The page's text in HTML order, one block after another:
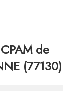
de
(77130)